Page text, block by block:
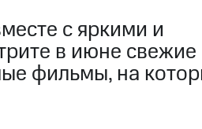
с яркими и
в июне свежие
фильмы, на